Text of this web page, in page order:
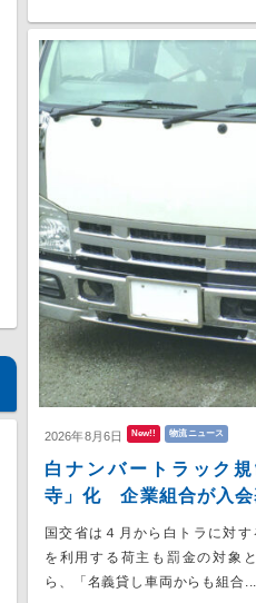
2026年8月6日 New!! 物流ニュース
白ナンバートラック
寺」化 企業組合が入会
国交省は４月から白トラに対
を利用する荷主も罰金の対象
ら、「名義貸し車両からも組合...